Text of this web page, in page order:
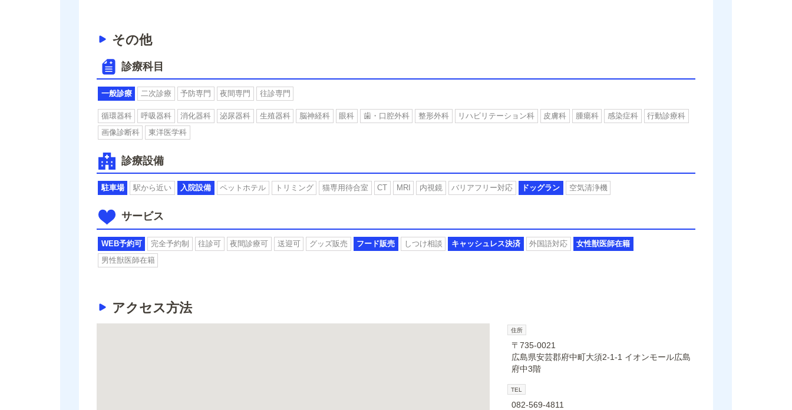
その他
診療科目
一般診療 二次診療 予防専門 夜間専門 往診専門
循環器科 呼吸器科 消化器科 泌尿器科 生殖器科 脳神経科 眼科 歯・口腔外科 整形外科 リハビリテーション科 皮膚科 腫瘍科 感染症科
行動診療科
画像診断科
東洋医学科
診療設備
駐車場 駅から近い 入院設備 ペットホテル トリミング 猫専用待合室 CT MRI 内視鏡 バリアフリー対応 ドッグラン 空気清浄機
サービス
WEB予約可 完全予約制 往診可 夜間診療可 送迎可 グッズ販売 フード販売 しつけ相談 キャッシュレス決済 外国語対応
女性獣医師在籍
男性獣医師在籍
アクセス方法
住所
〒735-0021
広島県安芸郡府中町大須2-1-1 イオンモール広島
府中3階
TEL
082-569-4811